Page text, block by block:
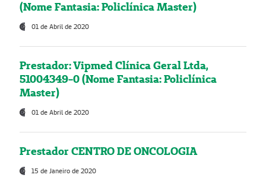
(Nome Fantasia: Policlínica Master)
01 de Abril de 2020
Prestador: Vipmed Clínica Geral Ltda,
51004349-0 (Nome Fantasia: Policlínica
Master)
01 de Abril de 2020
Prestador CENTRO DE ONCOLOGIA
15 de Janeiro de 2020